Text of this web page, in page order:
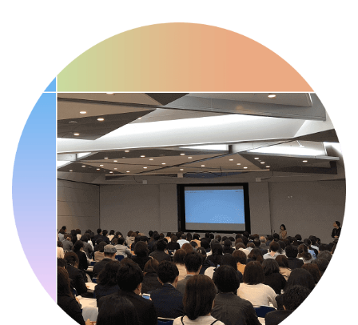
・骨盤臓器脱 克服の日
2026/09/10(木)
・がん征圧月間
・世界アルツハイマー月間
・健康増進普及月間
・歯ヂカラ探究月間
・職場の健康診断実施強化月間
・自殺予防週間
・世界自殺予防デー
・日本骨髄増殖性腫瘍の日
・知的障害者愛護デー
・糖化の日